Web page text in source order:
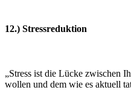
12.) Stressreduktion
„Stress ist die Lücke zwischen
wollen und dem wie es aktuell